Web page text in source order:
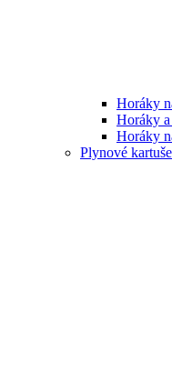
Horáky
Horáky
Horáky
Plynové kartuše